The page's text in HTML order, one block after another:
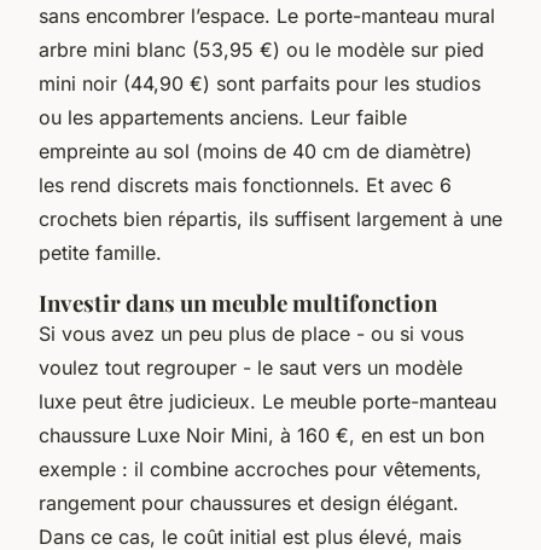
sans encombrer l’espace. Le porte-manteau mural
arbre mini blanc (53,95 €) ou le modèle sur pied
mini noir (44,90 €) sont parfaits pour les studios
ou les appartements anciens. Leur faible
empreinte au sol (moins de 40 cm de diamètre)
les rend discrets mais fonctionnels. Et avec 6
crochets bien répartis, ils suffisent largement à une
petite famille.
Investir dans un meuble multifonction
Si vous avez un peu plus de place - ou si vous
voulez tout regrouper - le saut vers un modèle
luxe peut être judicieux. Le meuble porte-manteau
chaussure Luxe Noir Mini, à 160 €, en est un bon
exemple : il combine accroches pour vêtements,
rangement pour chaussures et design élégant.
Dans ce cas, le coût initial est plus élevé, mais